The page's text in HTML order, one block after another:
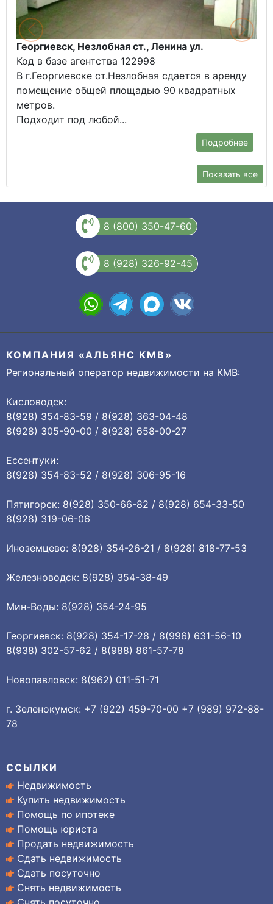
Георгиевск, Незлобная ст., Ленина ул.
Код в базе агентства 122998
В г.Георгиевске ст.Незлобная сдается в аренду
помещение общей площадью 90 квадратных
метров.
Подходит под любой...
Подробнее
Показать все
8 (800) 350-47-60
8 (928) 326-92-45
КОМПАНИЯ «АЛЬЯНС КМВ»
Региональный оператор недвижимости на КМВ:
Кисловодск:
8(928) 354-83-59 / 8(928) 363-04-48
8(928) 305-90-00 / 8(928) 658-00-27
Ессентуки:
8(928) 354-83-52 / 8(928) 306-95-16
Пятигорск: 8(928) 350-66-82 / 8(928) 654-33-50
8(928) 319-06-06
Иноземцево: 8(928) 354-26-21 / 8(928) 818-77-53
Железноводск: 8(928) 354-38-49
Мин-Воды: 8(928) 354-24-95
Георгиевск: 8(928) 354-17-28 / 8(996) 631-56-10
8(938) 302-57-62 / 8(988) 861-57-78
Новопавловск: 8(962) 011-51-71
г. Зеленокумск: +7 (922) 459-70-00 +7 (989) 972-88-
78
ССЫЛКИ
Недвижимость
Купить недвижимость
Помощь по ипотеке
Помощь юриста
Продать недвижимость
Сдать недвижимость
Сдать посуточно
Снять недвижимость